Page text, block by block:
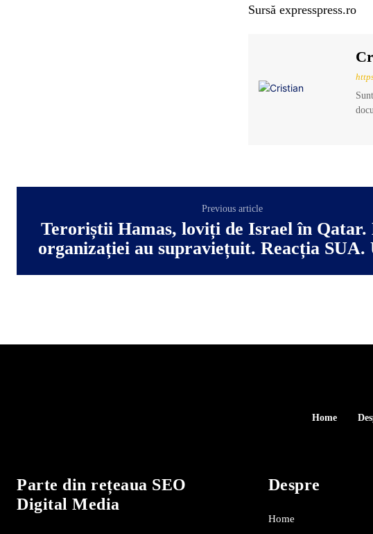
Sursă expresspress.ro
Previous article
Teroriștii Hamas, loviți de Israel în
organizației au supraviețuit. Reacția SUA.
Home
Parte din rețeaua SEO
Digital Media
Despre
Home